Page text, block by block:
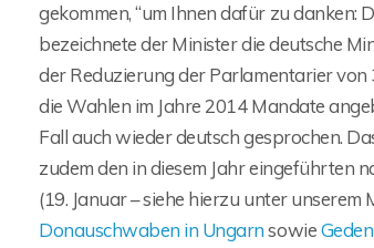
gekommen, “um Ihnen dafür zu danken:
bezeichnete der Minister die deutsche
der Reduzierung der Parlamentarier
die Wahlen im Jahre 2014 Mandate
Fall auch wieder deutsch gesprochen.
zudem den in diesem Jahr eingeführten
(19. Januar – siehe hierzu unter unserem
Donauschwaben in Ungarnsowie